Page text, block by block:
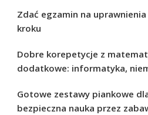
Zdać egzamin na
kroku
Dobre korepetycje z
dodatkowe: informatyka,
Gotowe zestawy piankowe
bezpieczna nauka przez